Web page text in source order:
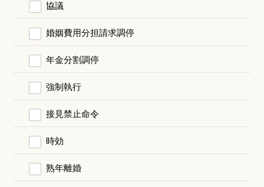
協議
婚姻費用分担請求調停
年金分割調停
強制執行
接見禁止命令
時効
熟年離婚